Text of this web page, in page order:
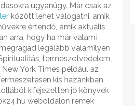
ugyanúgy. Már csak az
között lehet válogatni, amik
értendő, amik aktuális
arra, hogy ha már valami
legalább valamilyen
természetvédelem,
York Times például az
kis hazánkban
kifejezetten jó könyvek
weboldalon remek